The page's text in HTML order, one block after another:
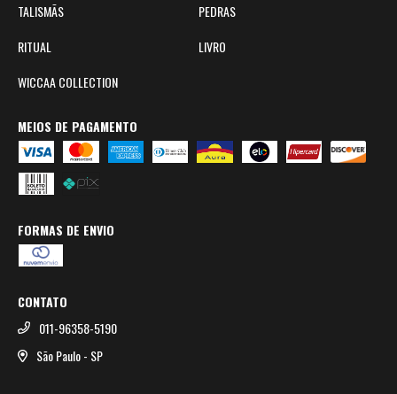
TALISMÃS
PEDRAS
RITUAL
LIVRO
WICCAA COLLECTION
MEIOS DE PAGAMENTO
FORMAS DE ENVIO
CONTATO
011-96358-5190
São Paulo - SP